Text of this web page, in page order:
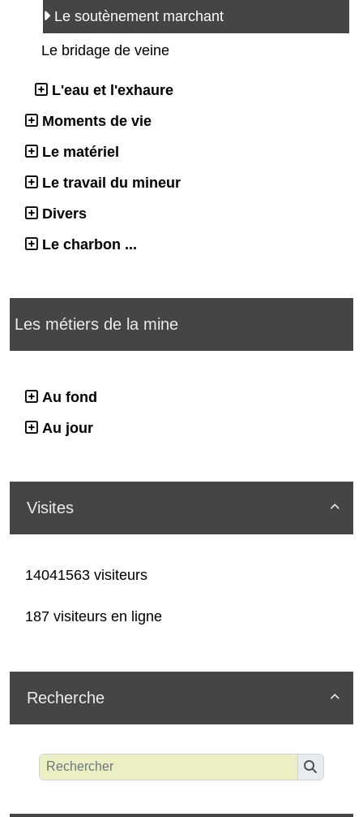
Le soutènement marchant
Le bridage de veine
L'eau et l'exhaure
Moments de vie
Le matériel
Le travail du mineur
Divers
Le charbon ...
Les métiers de la mine
Au fond
Au jour

Visites
14041563 visiteurs
187 visiteurs en ligne

Recherche